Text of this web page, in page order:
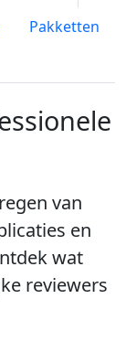
Pakketten
van
en
wat
reviewers